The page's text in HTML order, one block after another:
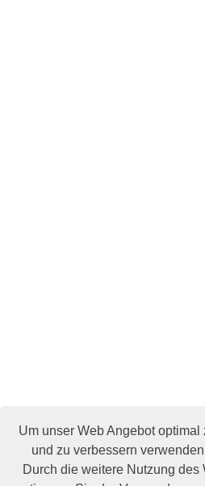
Um unser Web Angebot optimal
und zu verbessern
Durch die weitere Nutzung des